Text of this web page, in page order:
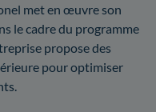
met en œuvre son
le cadre du programme
propose des
pour optimiser